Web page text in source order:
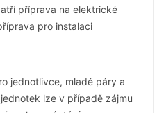
příprava na elektrické
pro instalaci
jednotlivce, mladé páry a
lze v případě zájmu